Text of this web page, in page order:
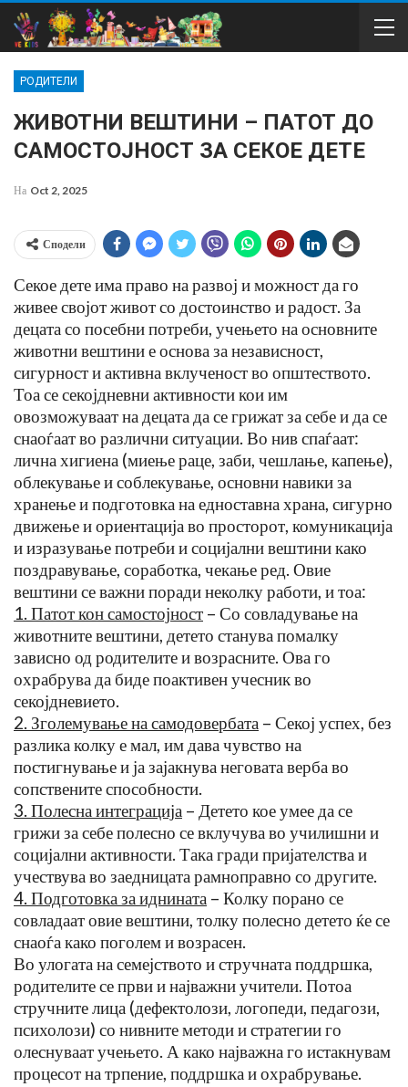
РОДИТЕЛИ
ЖИВОТНИ ВЕШТИНИ – ПАТОТ ДО
САМОСТОЈНОСТ ЗА СЕКОЕ ДЕТЕ
На Oct 2, 2025
Сподели
Секое дете има право на развој и можност да го
живее својот живот со достоинство и радост. За
децата со посебни потреби, учењето на основните
животни вештини е основа за независност,
сигурност и активна вклученост во општеството.
Тоа се секојдневни активности кои им
овозможуваат на децата да се грижат за себе и да се
снаоѓаат во различни ситуации. Во нив спаѓаат:
лична хигиена (миење раце, заби, чешлање, капење),
облекување и соблекување, основни навики за
хранење и подготовка на едноставна храна, сигурно
движење и ориентација во просторот, комуникација
и изразување потреби и социјални вештини како
поздравување, соработка, чекање ред. Овие
вештини се важни поради неколку работи, и тоа:
1. Патот кон самостојност – Со совладување на
животните вештини, детето станува помалку
зависно од родителите и возрасните. Ова го
охрабрува да биде поактивен учесник во
секојдневието.
2. Зголемување на самодовербата – Секој успех, без
разлика колку е мал, им дава чувство на
постигнување и ја зајакнува неговата верба во
сопствените способности.
3. Полесна интеграција – Детето кое умее да се
грижи за себе полесно се вклучува во училишни и
социјални активности. Така гради пријателства и
учествува во заедницата рамноправно со другите.
4. Подготовка за иднината – Колку порано се
совладаат овие вештини, толку полесно детето ќе се
снаоѓа како поголем и возрасен.
Во улогата на семејството и стручната поддршка,
родителите се први и најважни учители. Потоа
стручните лица (дефектолози, логопеди, педагози,
психолози) со нивните методи и стратегии го
олеснуваат учењето. А како најважна го истакнувам
процесот на трпение, поддршка и охрабрување.